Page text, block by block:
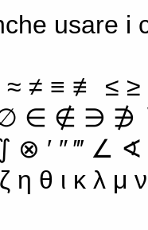
usare i
≠ ≡ ≢ ≤
∈ ∉ ∋ ∌
⊗ ′ ″ ‴ ∠
η θ ι κ λ